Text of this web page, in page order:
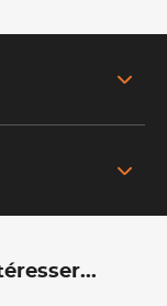
des
sensorielle